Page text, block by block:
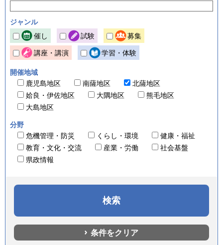
ジャンル
催し
試験 募集
講座・講演 学習・体験
開催地域
鹿児島地区
南薩地区
北薩地区
姶良・伊佐地区
大隅地区
熊毛地区
大島地区
分野
危機管理・防災
くらし・環境
健康・福祉
教育・文化・交流
産業・労働
社会基盤
県政情報
条件をクリア